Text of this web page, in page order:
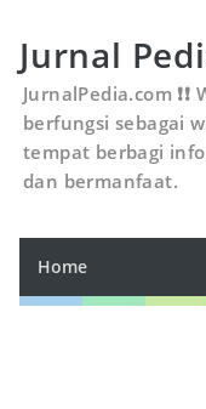
Jurnal
JurnalPedia.com
berfungsi sebagai
tempat berbagi
dan bermanfaat.
Home